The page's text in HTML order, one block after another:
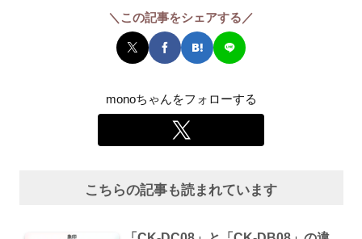
＼この記事をシェアする／
monoちゃんをフォローする
こちらの記事も読まれています